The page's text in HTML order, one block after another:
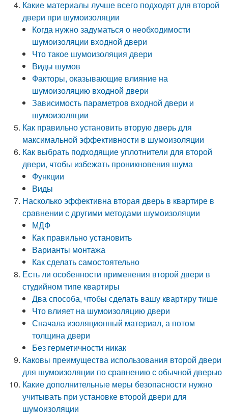
Какие материалы лучше всего подходят для второй
двери при шумоизоляции
Когда нужно задуматься о необходимости
шумоизоляции входной двери
Что такое шумоизоляция двери
Виды шумов
Факторы, оказывающие влияние на
шумоизоляцию входной двери
Зависимость параметров входной двери и
шумоизоляции
Как правильно установить вторую дверь для
максимальной эффективности в шумоизоляции
Как выбрать подходящие уплотнители для второй
двери, чтобы избежать проникновения шума
Функции
Виды
Насколько эффективна вторая дверь в квартире в
сравнении с другими методами шумоизоляции
МДФ
Как правильно установить
Варианты монтажа
Как сделать самостоятельно
Есть ли особенности применения второй двери в
студийном типе квартиры
Два способа, чтобы сделать вашу квартиру тише
Что влияет на шумоизоляцию двери
Сначала изоляционный материал, а потом
толщина двери
Без герметичности никак
Каковы преимущества использования второй двери
для шумоизоляции по сравнению с обычной дверью
Какие дополнительные меры безопасности нужно
учитывать при установке второй двери для
шумоизоляции